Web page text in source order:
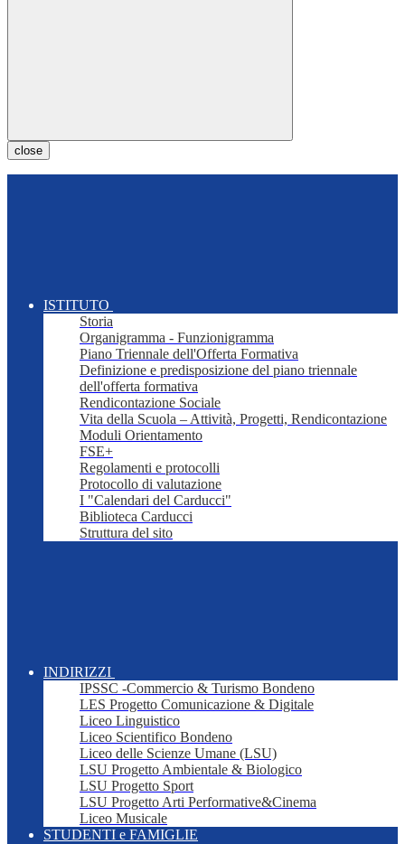
close
ISTITUTO
Storia
Organigramma - Funzionigramma
Piano Triennale dell'Offerta Formativa
Definizione e predisposizione del piano triennale
dell'offerta formativa
Rendicontazione Sociale
Vita della Scuola – Attività, Progetti, Rendicontazione
Moduli Orientamento
FSE+
Regolamenti e protocolli
Protocollo di valutazione
I "Calendari del Carducci"
Biblioteca Carducci
Struttura del sito
INDIRIZZI
IPSSC -Commercio & Turismo Bondeno
LES Progetto Comunicazione & Digitale
Liceo Linguistico
Liceo Scientifico Bondeno
Liceo delle Scienze Umane (LSU)
LSU Progetto Ambientale & Biologico
LSU Progetto Sport
LSU Progetto Arti Performative&Cinema
Liceo Musicale
STUDENTI e FAMIGLIE